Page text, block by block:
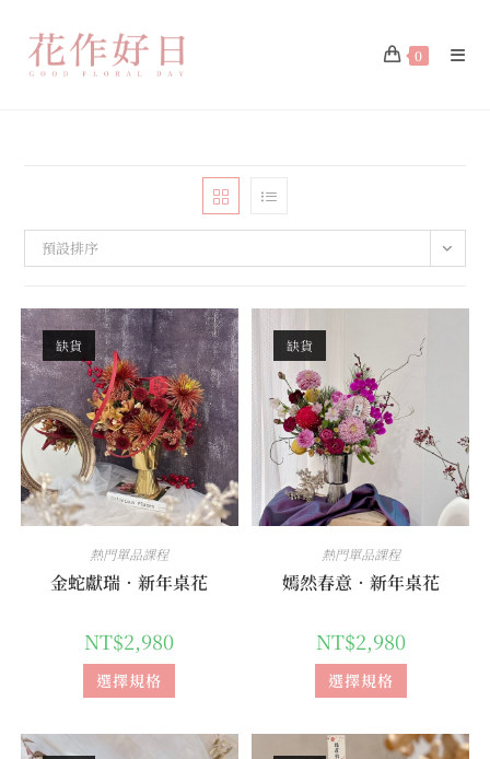
0
預設排序
缺貨
熱門單品課程
金蛇獻瑞．新年桌花
NT$2,980
選擇規格
缺貨
熱門單品課程
嫣然春意．新年桌花
NT$2,980
選擇規格